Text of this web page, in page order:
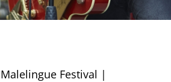
Festival |